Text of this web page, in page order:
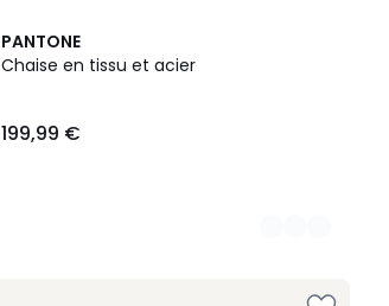
PANTONE
Chaise en tissu et acier
199,99 €
3
Couleurs